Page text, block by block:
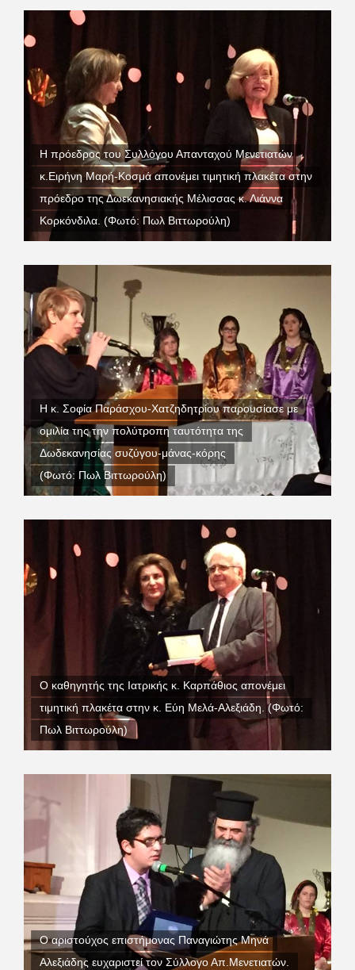
Η πρόεδρος του Συλλόγου Απανταχού Μενετιατών
κ.Ειρήνη Μαρή-Κοσμά απονέμει τιμητική πλακέτα στην
πρόεδρο της Δωεκανησιακής Μέλισσας κ. Λιάννα
Κορκόνδιλα. (Φωτό: Πωλ Βιττωρούλη)
Η κ. Σοφία Παράσχου-Χατζηδητρίου παρουσίασε με
ομιλία της την πολύτροπη ταυτότητα της
Δωδεκανησίας συζύγου-μάνας-κόρης
(Φωτό: Πωλ Βιττωρούλη)
Ο καθηγητής της Ιατρικής κ. Καρπάθιος απονέμει
τιμητική πλακέτα στην κ. Εύη Μελά-Αλεξιάδη. (Φωτό:
Πωλ Βιττωρούλη)
Ο αριστούχος επιστήμονας Παναγιώτης Μηνά
Αλεξιάδης ευχαριστεί τον Σύλλογο Απ.Μενετιατών.